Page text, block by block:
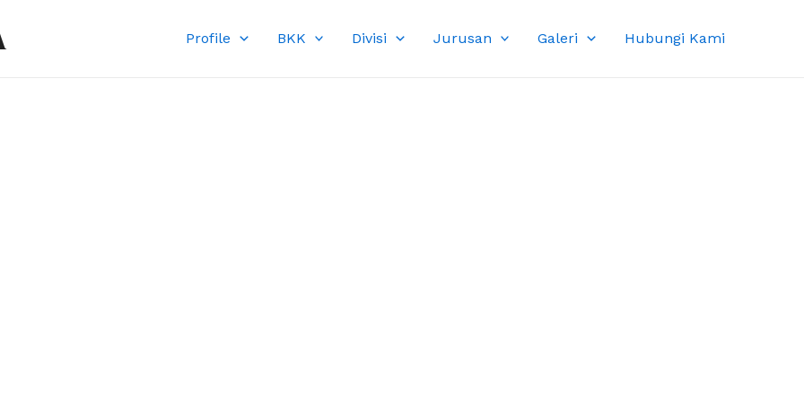
Profile BKK Divisi Jurusan Galeri Hubungi Kami